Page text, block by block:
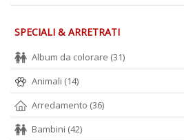
SPECIALI & ARRETRATI
Album da colorare (31)
Animali (14)
Arredamento (36)
Bambini (42)